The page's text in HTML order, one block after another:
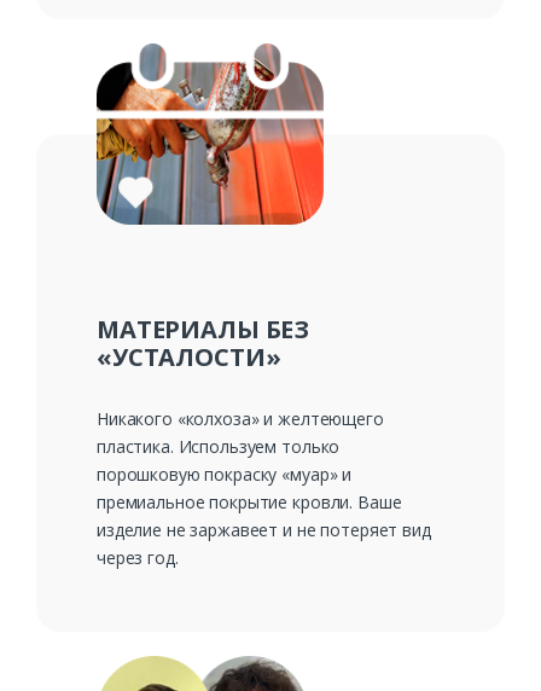
МАТЕРИАЛЫ БЕЗ
«УСТАЛОСТИ»
Никакого «колхоза» и желтеющего
пластика. Используем только
порошковую покраску «муар» и
премиальное покрытие кровли. Ваше
изделие не заржавеет и не потеряет вид
через год.